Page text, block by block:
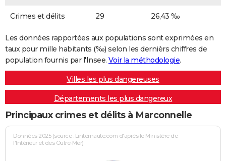
Crimes et délits 29 26,43 ‰
Les données rapportées aux populations sont exprimées en
taux pour mille habitants (‰) selon les dernièrs chiffres de
population fournis par l'Insee. Voir la méthodologie.
Villes les plus dangereuses
Départements les plus dangereux
Principaux crimes et délits à Marconnelle
Données 2025 (source : Linternaute.com d'après le Ministère de
l'Intérieur et des Outre-Mer)